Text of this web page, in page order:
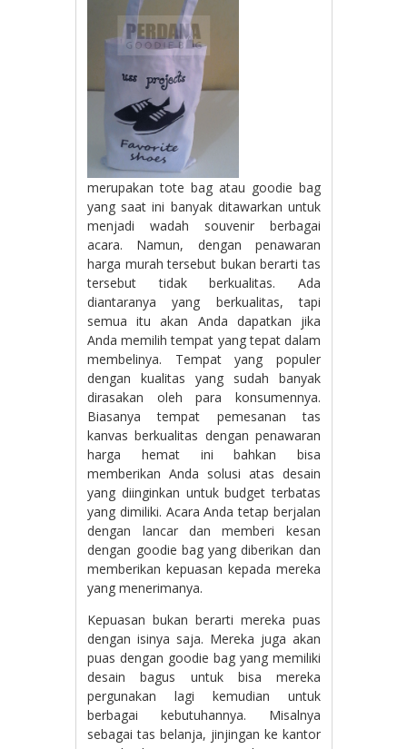
merupakan tote bag atau goodie bag
yang saat ini banyak ditawarkan untuk
menjadi wadah souvenir berbagai
acara. Namun, dengan penawaran
harga murah tersebut bukan berarti tas
tersebut tidak berkualitas. Ada
diantaranya yang berkualitas, tapi
semua itu akan Anda dapatkan jika
Anda memilih tempat yang tepat dalam
membelinya. Tempat yang populer
dengan kualitas yang sudah banyak
dirasakan oleh para konsumennya.
Biasanya tempat pemesanan tas
kanvas berkualitas dengan penawaran
harga hemat ini bahkan bisa
memberikan Anda solusi atas desain
yang diinginkan untuk budget terbatas
yang dimiliki. Acara Anda tetap berjalan
dengan lancar dan memberi kesan
dengan goodie bag yang diberikan dan
memberikan kepuasan kepada mereka
yang menerimanya.
Kepuasan bukan berarti mereka puas
dengan isinya saja. Mereka juga akan
puas dengan goodie bag yang memiliki
desain bagus untuk bisa mereka
pergunakan lagi kemudian untuk
berbagai kebutuhannya. Misalnya
sebagai tas belanja, jinjingan ke kantor